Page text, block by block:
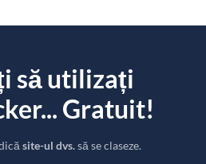
să utilizați
Gratuit!
site-ul dvs.să se claseze.